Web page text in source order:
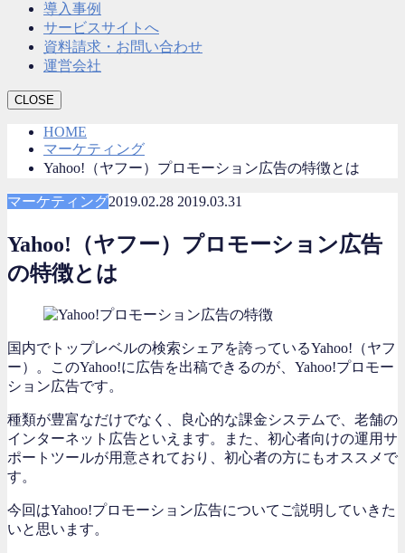
導入事例
サービスサイトへ
資料請求・お問い合わせ
運営会社
CLOSE
HOME
マーケティング
Yahoo!（ヤフー）プロモーション広告の特徴とは
マーケティング2019.02.28 2019.03.31
Yahoo!（ヤフー）プロモーション広告
の特徴とは
国内でトップレベルの検索シェアを誇っているYahoo!（ヤフ
ー）。このYahoo!に広告を出稿できるのが、Yahoo!プロモー
ション広告です。
種類が豊富なだけでなく、良心的な課金システムで、老舗の
インターネット広告といえます。また、初心者向けの運用サ
ポートツールが用意されており、初心者の方にもオススメで
す。
今回はYahoo!プロモーション広告についてご説明していきた
いと思います。